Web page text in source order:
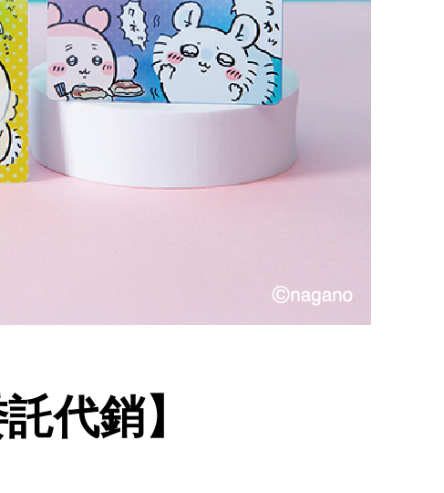
代銷】